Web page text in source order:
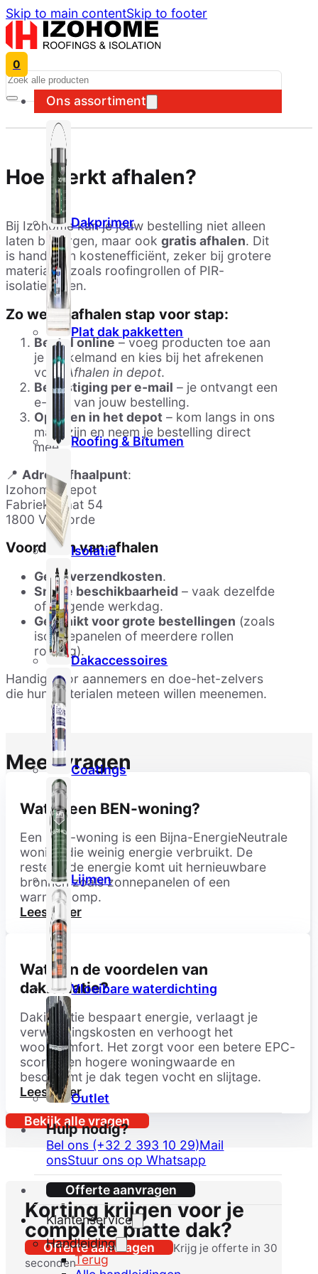
Skip to main contentSkip to footer
0
Ons assortiment
Dakprimer
Plat dak pakketten
Roofing & Bitumen
Isolatie
Dakaccessoires
Coatings
Lijmen
Vloeibare waterdichting
Outlet
Hulp nodig?
Bel ons (+32 2 393 10 29)Mail
onsStuur ons op Whatsapp
Offerte aanvragen
Klantenservice
Handleiding
Terug
Search
Hoe werkt afhalen?
Bij Izohome kan je jouw bestelling niet alleen
laten bezorgen, maar ook gratis afhalen. Dit
is handig en kostenefficiënt, zeker bij grotere
materialen zoals roofingrollen of PIR-
isolatieplaten.
Zo werkt afhalen stap voor stap:
Bestel online– voeg producten toe aan
je winkelmand en kies bij het afrekenen
voor Afhalen in depot.
Bevestiging per e-mail – je ontvangt een
e-mail van jouw bestelling.
Ophalen in het depot – kom langs in ons
magazijn en neem je bestelling direct
mee.
📍 Adres afhaalpunt:
Izohome Depot
Fabriekstraat 54
1800 Vilvoorde
Voordelen van afhalen
Geen verzendkosten.
Snelle beschikbaarheid – vaak dezelfde
of volgende werkdag.
Geschikt voor grote bestellingen (zoals
isolatiepanelen of meerdere rollen
roofing).
Handig voor aannemers en doe-het-zelvers
die hun materialen meteen willen meenemen.
Meer vragen
Wat is een BEN-woning?
Een BEN-woning is een Bijna-EnergieNeutrale
woning die weinig energie verbruikt. De
resterende energie komt uit hernieuwbare
bronnen zoals zonnepanelen of een
warmtepomp.
Lees meer
Wat zijn de voordelen van
dakisolatie?
Dakisolatie bespaart energie, verlaagt je
verwarmingskosten en verhoogt het
wooncomfort. Het zorgt voor een betere EPC-
score, een hogere woningwaarde en
beschermt je dak tegen vocht en slijtage.
Lees meer
Bekijk alle vragen
Korting krijgen voor je
complete platte dak?
Offerte aanvragen
Krijg je offerte in 30
seconden